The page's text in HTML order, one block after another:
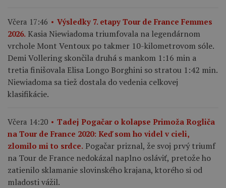
Včera 17:46
Výsledky 7. etapy Tour de France Femmes
2026. Kasia Niewiadoma triumfovala na legendárnom
vrchole Mont Ventoux po takmer 10-kilometrovom sóle.
Demi Vollering skončila druhá s mankom 1:16 min a
tretia finišovala Elisa Longo Borghini so stratou 1:42 min.
Niewiadoma sa tiež dostala do vedenia celkovej
klasifikácie.
Včera 14:20
Tadej Pogačar o kolapse Primoža Rogliča
na Tour de France 2020: Keď som ho videl v cieli,
zlomilo mi to srdce. Pogačar priznal, že svoj prvý triumf
na Tour de France nedokázal naplno osláviť, pretože ho
zatienilo sklamanie slovinského krajana, ktorého si od
mladosti vážil.